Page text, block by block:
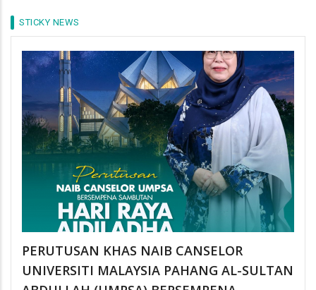
STICKY NEWS
PERUTUSAN KHAS NAIB CANSELOR
UNIVERSITI MALAYSIA PAHANG AL-SULTAN